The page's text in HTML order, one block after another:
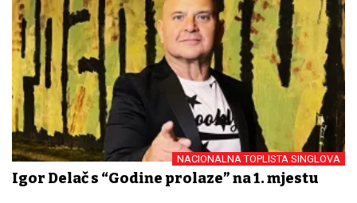
NACIONALNA TOPLISTA SINGLOVA
Igor Delač s “Godine prolaze” na 1. mjestu